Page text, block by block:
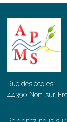
Rue des écoles
44390 Nort-sur-